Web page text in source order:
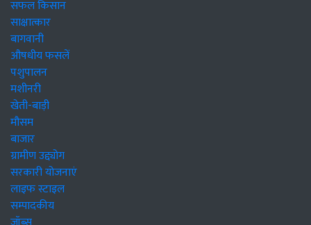
सफल किसान
साक्षात्कार
बागवानी
औषधीय फसलें
पशुपालन
मशीनरी
खेती-बाड़ी
मौसम
बाजार
ग्रामीण उद्द्योग
सरकारी योजनाएं
लाइफ स्टाइल
सम्पादकीय